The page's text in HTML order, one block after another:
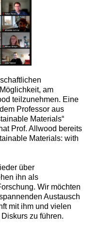
am
teilzunehmen. Eine
Professor aus
Materials“
Prof. Allwood bereits
Materials: with
über
ihn als
Wir möchten
Austausch
mit ihm und vielen
zu führen.